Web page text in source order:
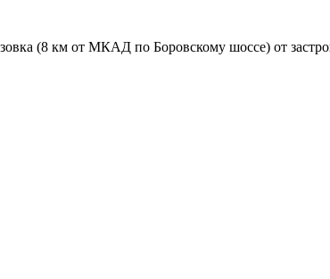
(8 км от МКАД по Боровскому шоссе) от